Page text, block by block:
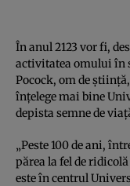
În anul 2123 vor fi,
activitatea omului în
Pocock, om de
înțelege mai bine
depista semne de
„Peste 100 de ani,
părea la fel de
este în centrul